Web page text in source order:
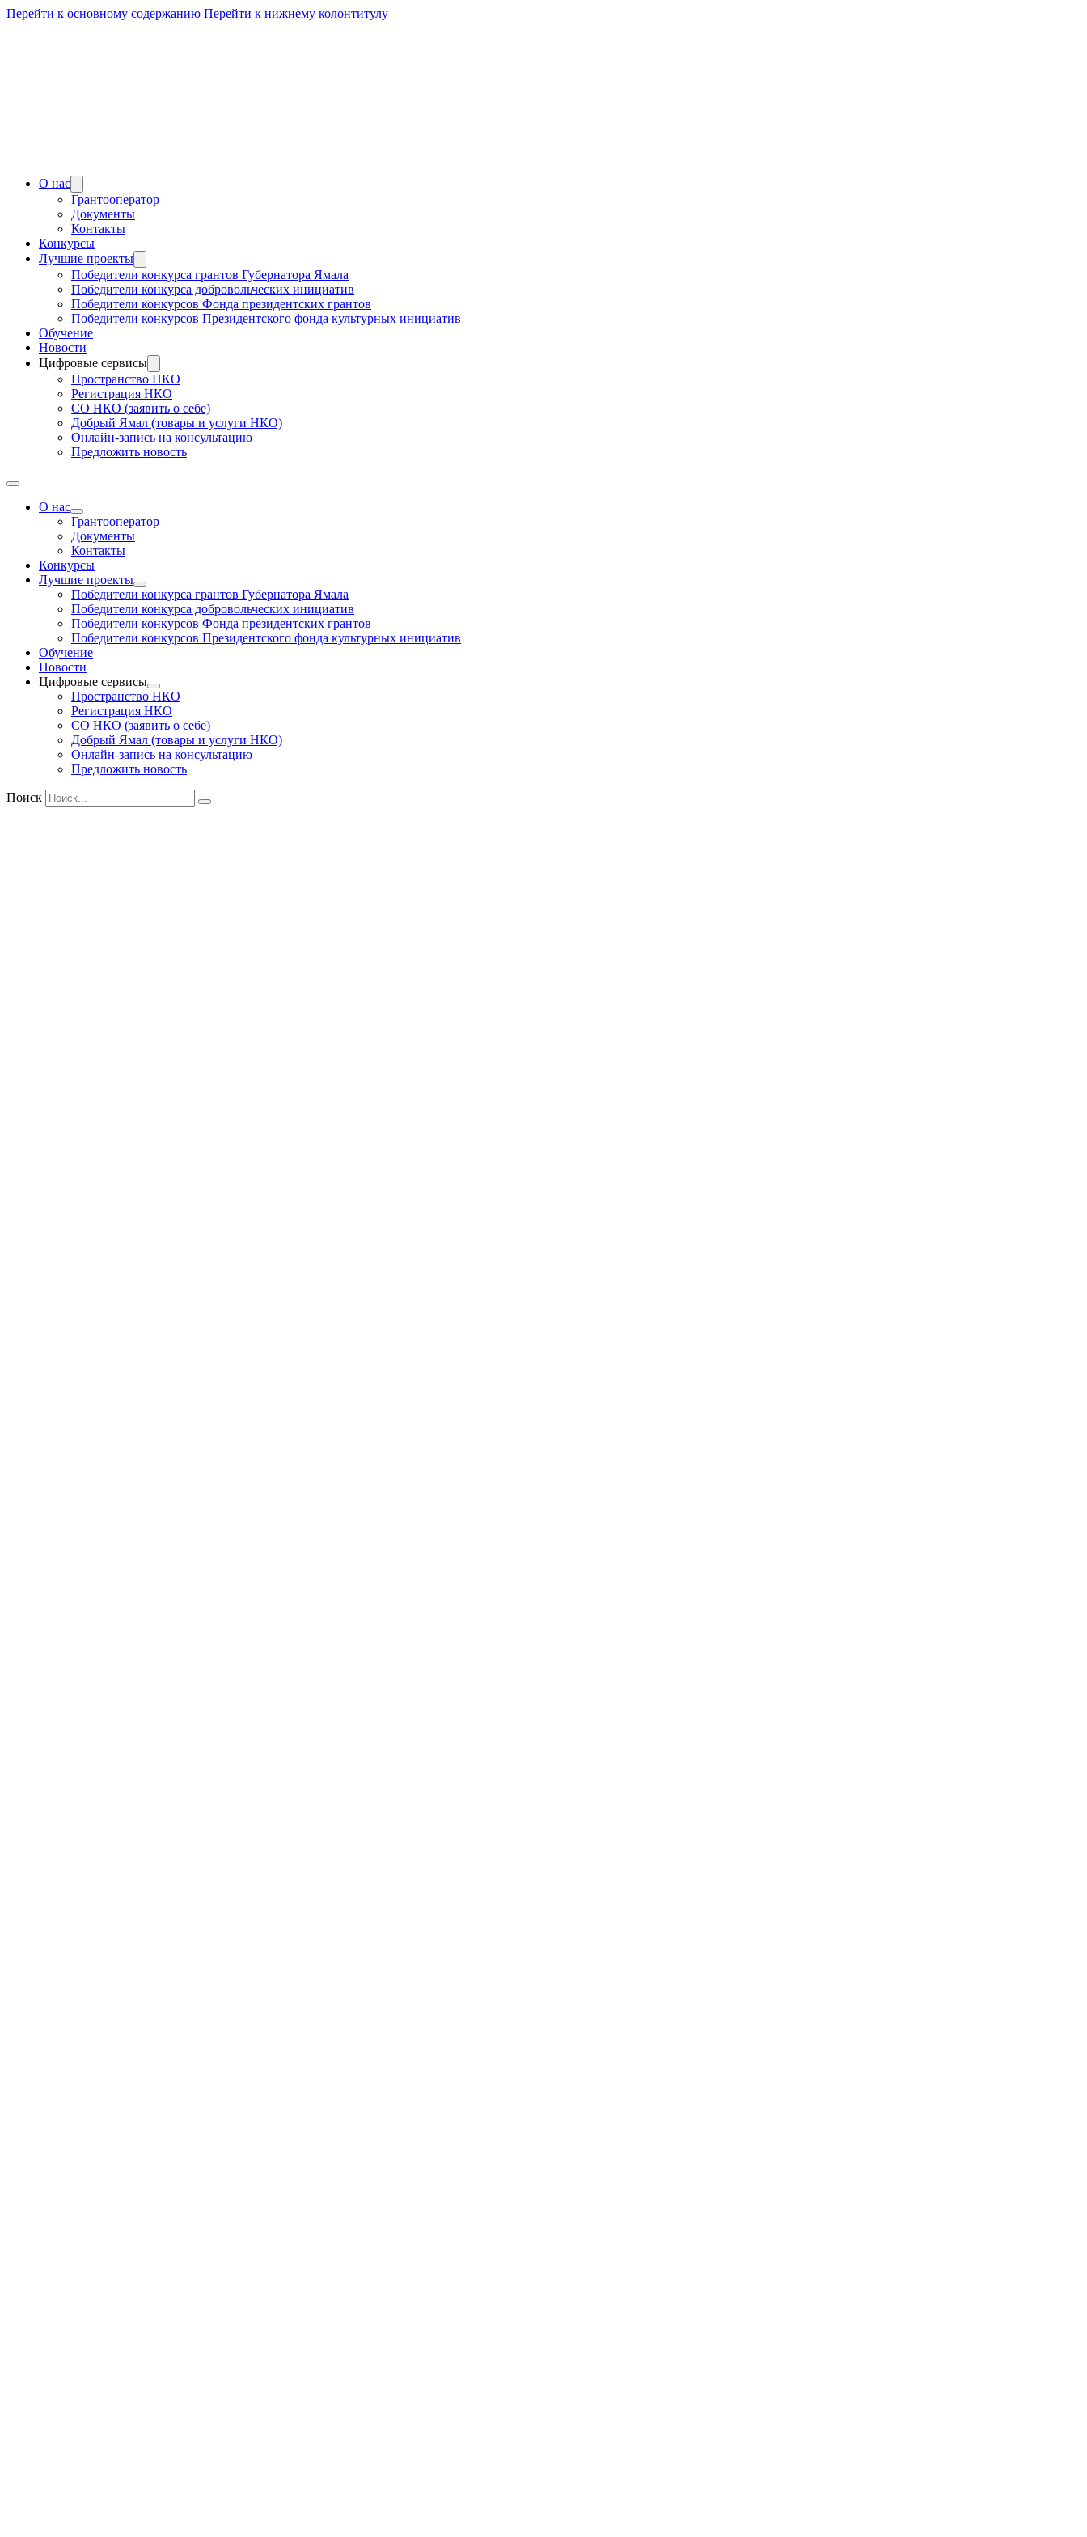
Перейти к основному содержанию Перейти к нижнему колонтитулу
О нас
Грантооператор
Документы
Контакты
Конкурсы
Лучшие проекты
Победители конкурса грантов Губернатора Ямала
Победители конкурса добровольческих инициатив
Победители конкурсов Фонда президентских грантов
Победители конкурсов Президентского фонда культурных инициатив
Обучение
Новости
Цифровые сервисы
Пространство НКО
Регистрация НКО
СО НКО (заявить о себе)
Добрый Ямал (товары и услуги НКО)
Онлайн-запись на консультацию
Предложить новость
О нас
Грантооператор
Документы
Контакты
Конкурсы
Лучшие проекты
Победители конкурса грантов Губернатора Ямала
Победители конкурса добровольческих инициатив
Победители конкурсов Фонда президентских грантов
Победители конкурсов Президентского фонда культурных инициатив
Обучение
Новости
Цифровые сервисы
Пространство НКО
Регистрация НКО
СО НКО (заявить о себе)
Добрый Ямал (товары и услуги НКО)
Онлайн-запись на консультацию
Предложить новость
Поиск